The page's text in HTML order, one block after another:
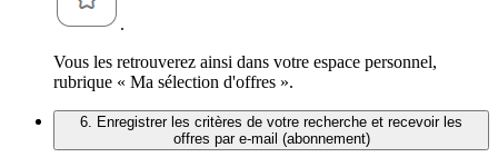
.
Vous les retrouverez ainsi dans votre espace personnel,
rubrique « Ma sélection d'offres ».
6. Enregistrer les critères de votre recherche et recevoir les
offres par e-mail (abonnement)